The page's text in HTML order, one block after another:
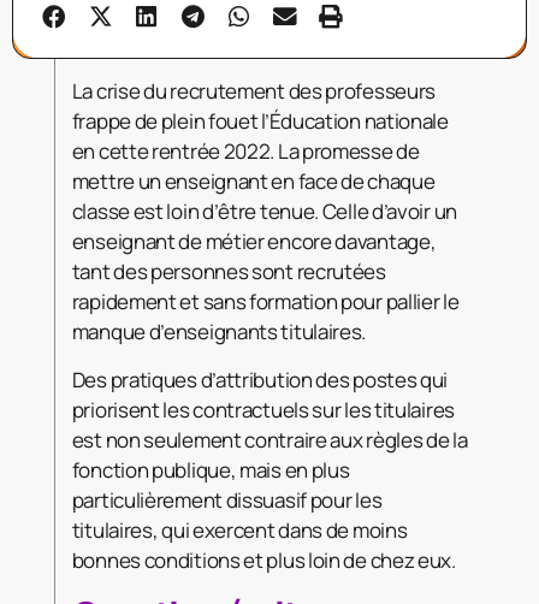
La crise du recrutement des professeurs
frappe de plein fouet l’Éducation nationale
en cette rentrée 2022. La promesse de
mettre un enseignant en face de chaque
classe est loin d’être tenue. Celle d’avoir un
enseignant de métier encore davantage,
tant des personnes sont recrutées
rapidement et sans formation pour pallier le
manque d’enseignants titulaires.
Des pratiques d’attribution des postes qui
priorisent les contractuels sur les titulaires
est non seulement contraire aux règles de la
fonction publique, mais en plus
particulièrement dissuasif pour les
titulaires, qui exercent dans de moins
bonnes conditions et plus loin de chez eux.